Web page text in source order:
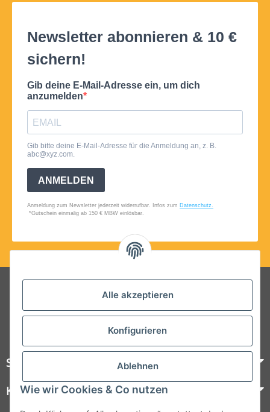
Alle akzeptieren
Konfigurieren
Ablehnen
Wie wir Cookies & Co nutzen
Folgt uns auf Social Media
Steelboxx
Kundenservice